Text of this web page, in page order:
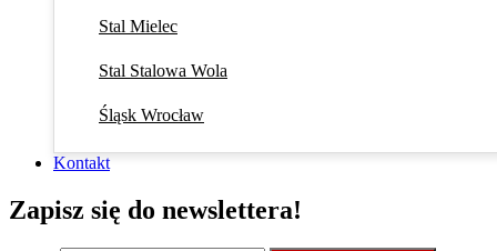
Stal Mielec
Stal Stalowa Wola
Śląsk Wrocław
Kontakt
Zapisz się do newslettera!